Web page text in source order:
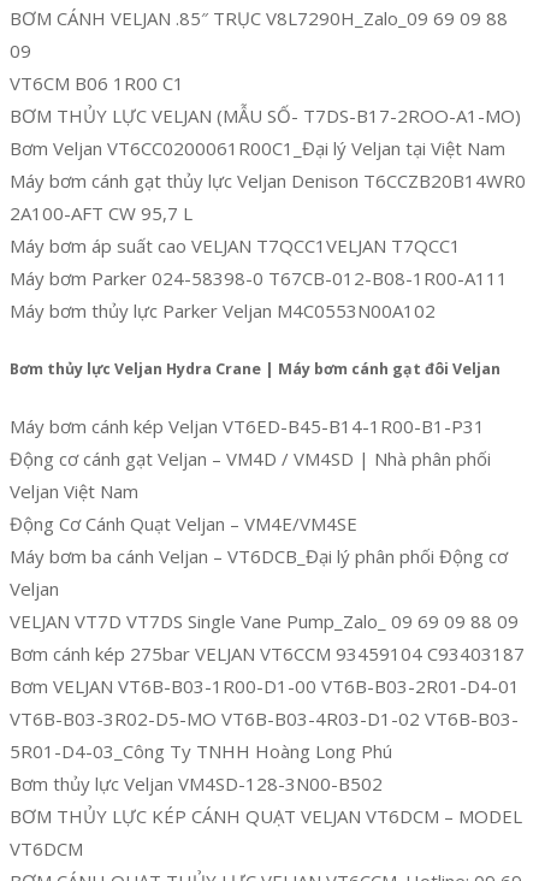
BƠM CÁNH VELJAN .85″ TRỤC V8L7290H_Zalo_09 69 09 88
09
VT6CM B06 1R00 C1
BƠM THỦY LỰC VELJAN (MẪU SỐ- T7DS-B17-2ROO-A1-MO)
Bơm Veljan VT6CC0200061R00C1_Đại lý Veljan tại Việt Nam
Máy bơm cánh gạt thủy lực Veljan Denison T6CCZB20B14WR0
2A100-AFT CW 95,7 L
Máy bơm áp suất cao VELJAN T7QCC1VELJAN T7QCC1
Máy bơm Parker 024-58398-0 T67CB-012-B08-1R00-A111
Máy bơm thủy lực Parker Veljan M4C0553N00A102
Bơm thủy lực Veljan Hydra Crane | Máy bơm cánh gạt đôi Veljan
Máy bơm cánh kép Veljan VT6ED-B45-B14-1R00-B1-P31
Động cơ cánh gạt Veljan – VM4D / VM4SD | Nhà phân phối
Veljan Việt Nam
Động Cơ Cánh Quạt Veljan – VM4E/VM4SE
Máy bơm ba cánh Veljan – VT6DCB_Đại lý phân phối Động cơ
Veljan
VELJAN VT7D VT7DS Single Vane Pump_Zalo_ 09 69 09 88 09
Bơm cánh kép 275bar VELJAN VT6CCM 93459104 C93403187
Bơm VELJAN VT6B-B03-1R00-D1-00 VT6B-B03-2R01-D4-01
VT6B-B03-3R02-D5-MO VT6B-B03-4R03-D1-02 VT6B-B03-
5R01-D4-03_Công Ty TNHH Hoàng Long Phú
Bơm thủy lực Veljan VM4SD-128-3N00-B502
BƠM THỦY LỰC KÉP CÁNH QUẠT VELJAN VT6DCM – MODEL
VT6DCM